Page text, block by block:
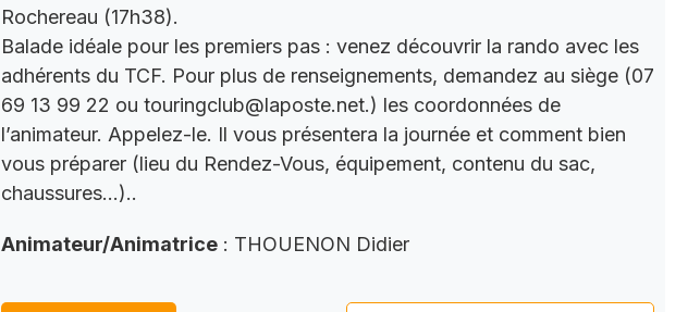
Rochereau (17h38).
Balade idéale pour les premiers pas : venez découvrir la rando avec les
adhérents du TCF. Pour plus de renseignements, demandez au siège (07
69 13 99 22 ou touringclub@laposte.net.) les coordonnées de
l’animateur. Appelez-le. Il vous présentera la journée et comment bien
vous préparer (lieu du Rendez-Vous, équipement, contenu du sac,
chaussures…)..
Animateur/Animatrice : THOUENON Didier